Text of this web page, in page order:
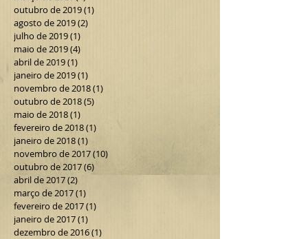
outubro de 2019(1)
agosto de 2019(2)
julho de 2019(1)
maio de 2019(4)
abril de 2019(1)
janeiro de 2019(1)
novembro de 2018(1)
outubro de 2018(5)
maio de 2018(1)
fevereiro de 2018(1)
janeiro de 2018(1)
novembro de 2017(10)
outubro de 2017(6)
abril de 2017(2)
março de 2017(1)
fevereiro de 2017(1)
janeiro de 2017(1)
dezembro de 2016(1)